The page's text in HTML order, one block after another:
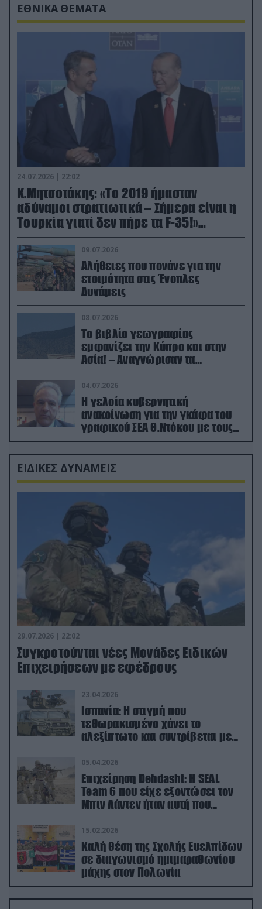
ΕΘΝΙΚΑ ΘΕΜΑΤΑ
24.07.2026 | 22:02
Κ.Μητσοτάκης: «Το 2019 ήμασταν
αδύναμοι στρατιωτικά – Σήμερα είναι η
Τουρκία γιατί δεν πήρε τα F-35!»
(βίντεο)
09.07.2026
Αλήθειες που πονάνε για την
ετοιμότητα στις Ένοπλες
Δυνάμεις
08.07.2026
Το βιβλίο γεωγραφίας
εμφανίζει την Κύπρο και στην
Ασία! – Αναγνώρισαν τα
κατεχόμενα; (φωτο)
04.07.2026
Η γελοία κυβερνητική
ανακοίνωση για την γκάφα του
γραφικού ΣΕΑ Θ.Ντόκου με τους
Ρώσους φαρσέρ
ΕΙΔΙΚΕΣ ΔΥΝΑΜΕΙΣ
29.07.2026 | 22:02
Συγκροτούνται νέες Μονάδες Ειδικών
Επιχειρήσεων με εφέδρους
23.04.2026
Ισπανία: Η στιγμή που
τεθωρακισμένο χάνει το
αλεξίπτωτο και συντρίβεται με
ορμή στο έδαφος (βίντεο)
05.04.2026
Επιχείρηση Dehdasht: Η SEAL
Team 6 που είχε εξοντώσει τον
Μπιν Λάντεν ήταν αυτή που
διέσωσε τον πιλότο του F-15
15.02.2026
Καλή θέση της Σχολής Ευελπίδων
σε διαγωνισμό ημιμαραθωνίου
μάχης στον Πολωνία